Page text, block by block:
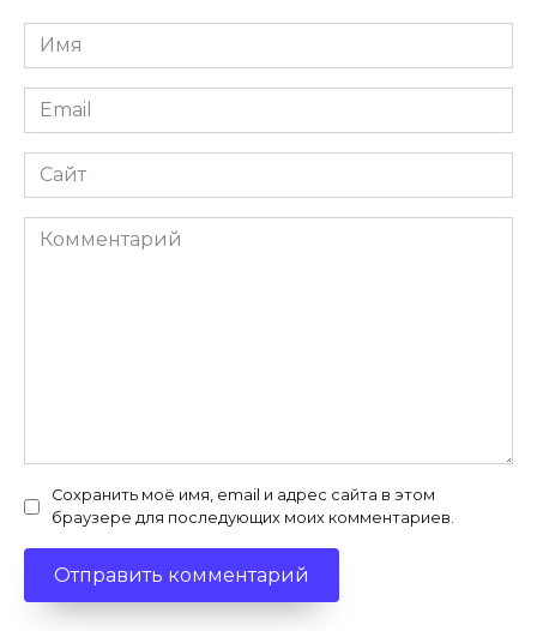
Имя
*
Email
*
Сайт
Комментарий
Сохранить моё имя, email и адрес сайта в этом
браузере для последующих моих комментариев.